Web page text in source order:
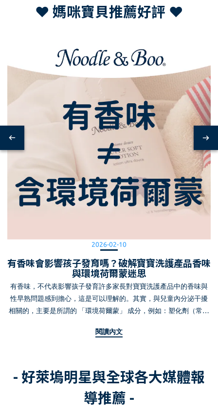
❤ 媽咪寶貝推薦好評 ❤
2026-02-10
有香味會影響孩子發育嗎？破解寶寶洗護產品香味
與環境荷爾蒙迷思
有香味，不代表影響孩子發育許多家長對寶寶洗護產品中的香味與
性早熟問題感到擔心，這是可以理解的。其實，與兒童內分泌干擾
相關的，主要是所謂的 「環境荷爾蒙」 成分，例如：塑化劑（常見
的發育。Noodle & Boo 的安全承諾Noodle & Boo 專為嬰幼兒敏感肌
GMOsTriclosanFormaldehyde DonorsBisphenol A（BPA）所有產品
均在 美國 FDA 認證生產環境 製作，並 通過台灣 SGS 檢測，確認不
含塑化劑等環境荷爾蒙來源，讓家長可以安心使用。 香味設計，溫
閱讀內文
- 好萊塢明星與全球各大媒體報
導推薦 -